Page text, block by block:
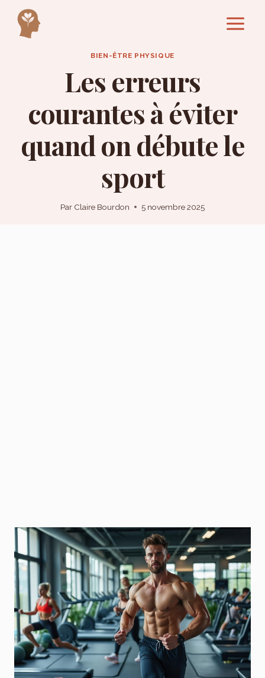
contenu
BIEN-ÊTRE PHYSIQUE
Les erreurs
courantes à éviter
quand on débute le
sport
Par Claire Bourdon 5 novembre 2025